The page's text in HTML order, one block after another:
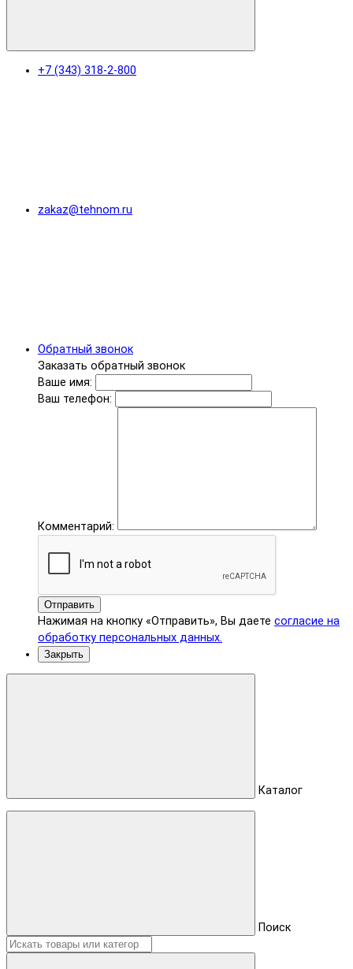
+7 (343) 318-2-800
zakaz@tehnom.ru
Обратный звонок
Заказать обратный звонок
Ваше имя:
Ваш телефон:
Комментарий:
Отправить
Нажимая на кнопку «Отправить», Вы даете согласие на
обработку персональных данных.
Закрыть
Каталог
Поиск